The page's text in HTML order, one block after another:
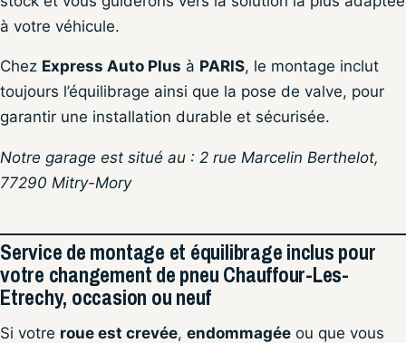
à votre véhicule.
Chez Express Auto Plus à PARIS, le montage inclut
toujours l’équilibrage ainsi que la pose de valve, pour
garantir une installation durable et sécurisée.
Notre garage est situé au : 2 rue Marcelin Berthelot,
77290 Mitry-Mory
Service de montage et équilibrage inclus pour
votre changement de pneu Chauffour-Les-
Etrechy, occasion ou neuf
Si votre roue est crevée, endommagée ou que vous